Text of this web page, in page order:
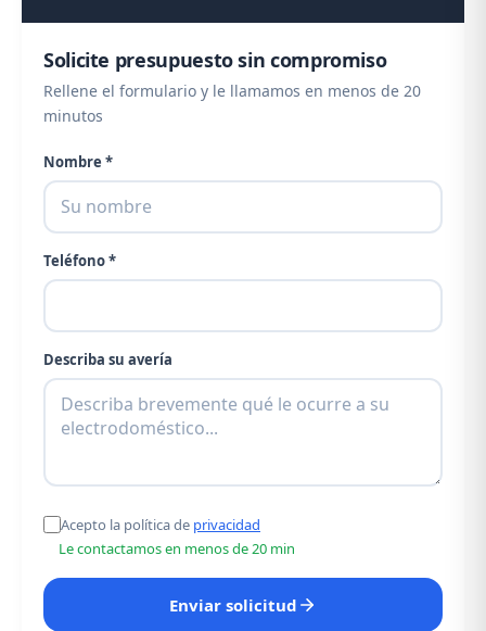
Solicite presupuesto sin compromiso
Rellene el formulario y le llamamos en menos de 20
minutos
Nombre *
Teléfono *
Describa su avería
Acepto la política de privacidad
Le contactamos en menos de 20 min
Enviar solicitud